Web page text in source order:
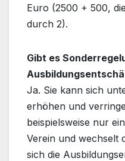
Euro (2500 + 500,
durch 2).
Gibt es
Ja. Sie kann sich
erhöhen und
beispielsweise nur
Verein und wechselt
sich die